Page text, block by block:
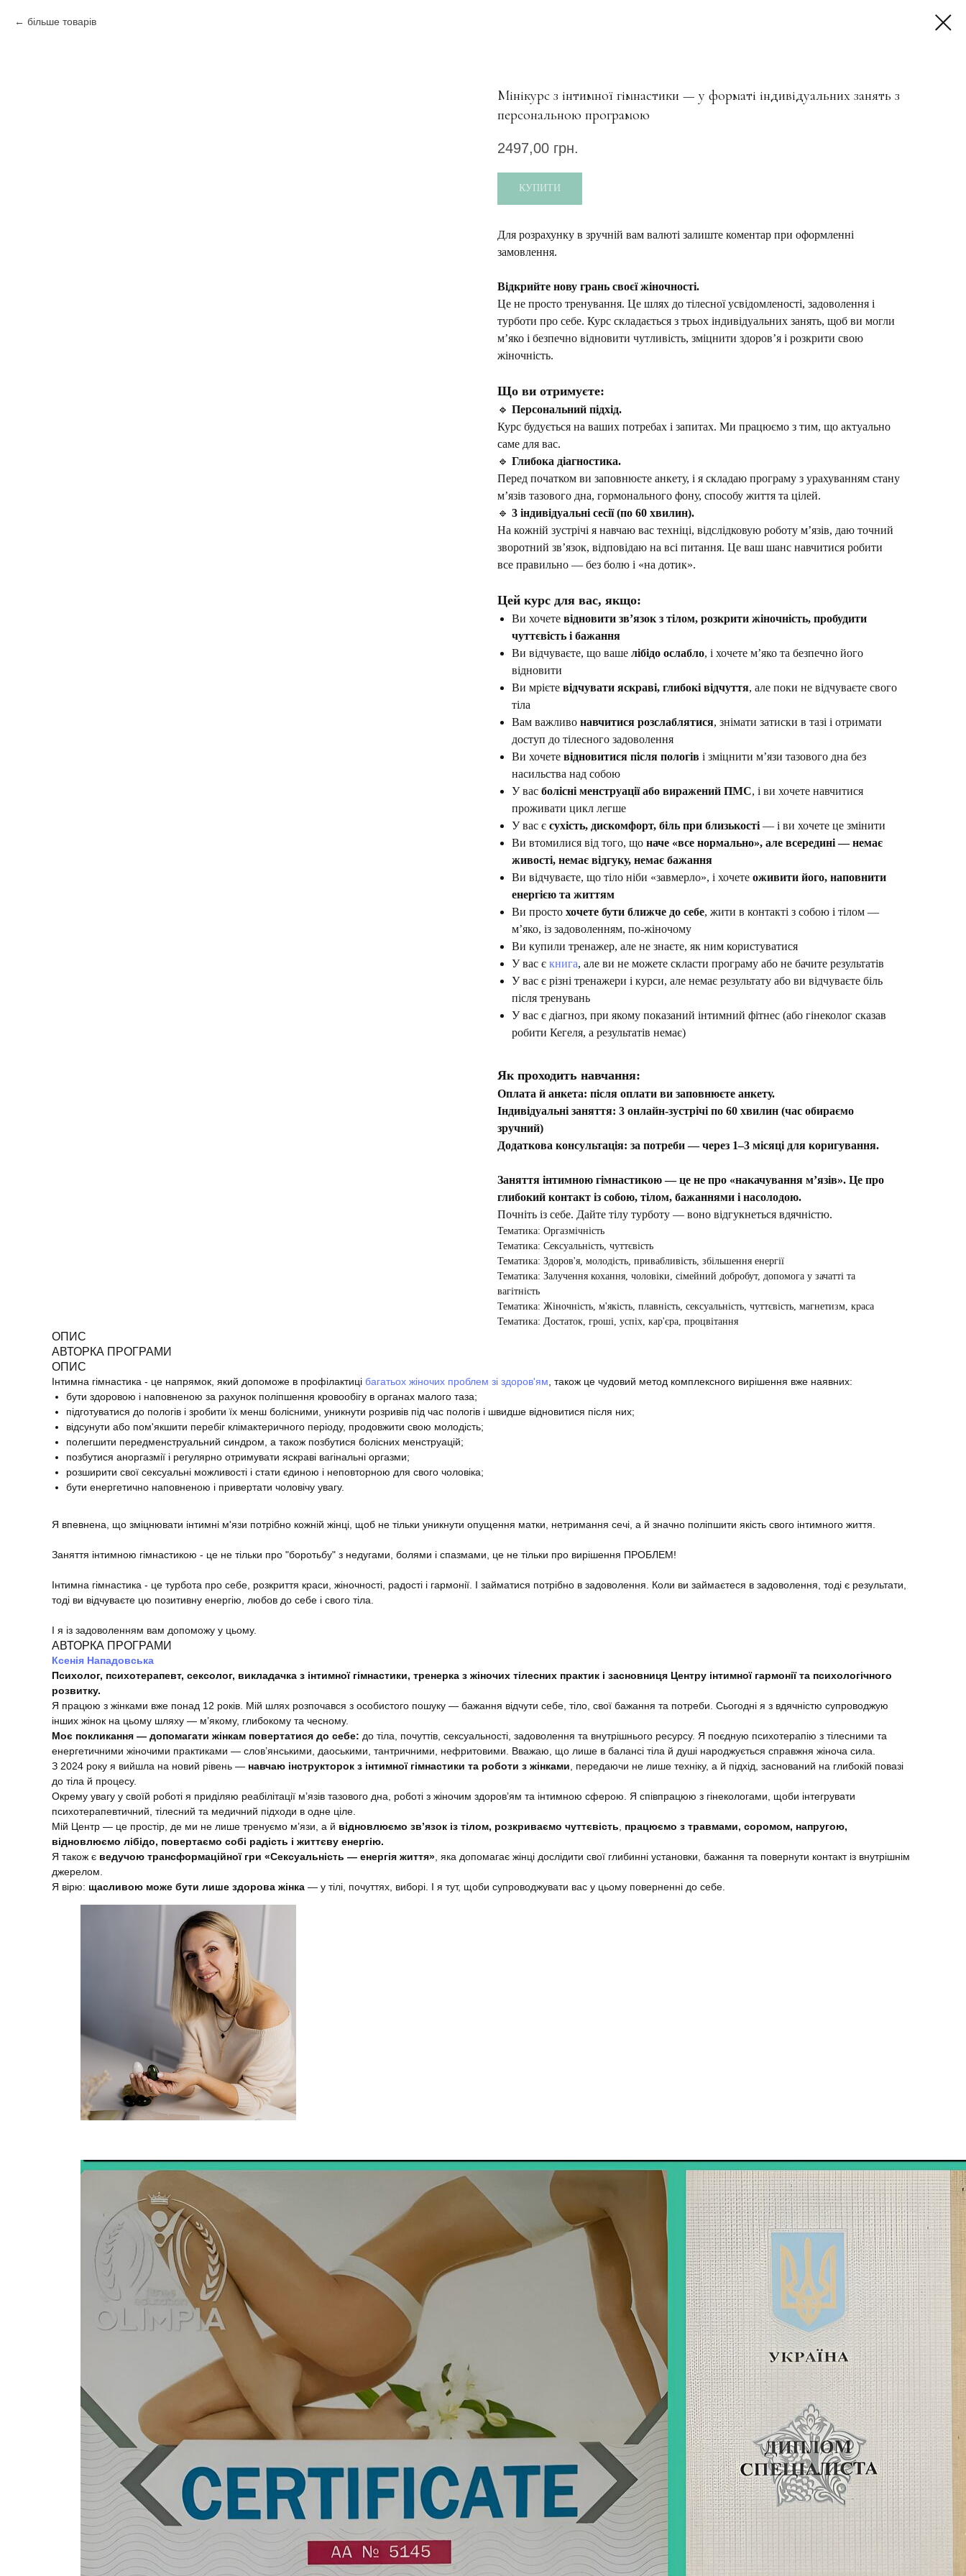
більше товарів
Мінікурс з інтимної гімнастики — у форматі індивідуальних занять з
персональною програмою
2497,00 грн.
КУПИТИ
Для розрахунку в зручній вам валюті залиште коментар при оформленні
замовлення.
Відкрийте нову грань своєї жіночності.
Це не просто тренування. Це шлях до тілесної усвідомленості, задоволення і
турботи про себе. Курс складається з трьох індивідуальних занять, щоб ви могли
м’яко і безпечно відновити чутливість, зміцнити здоров’я і розкрити свою
жіночність.
Що ви отримуєте:
🔹 Персональний підхід.
Курс будується на ваших потребах і запитах. Ми працюємо з тим, що актуально
саме для вас.
🔹 Глибока діагностика.
Перед початком ви заповнюєте анкету, і я складаю програму з урахуванням стану
м’язів тазового дна, гормонального фону, способу життя та цілей.
🔹 3 індивідуальні сесії (по 60 хвилин).
На кожній зустрічі я навчаю вас техніці, відслідковую роботу м’язів, даю точний
зворотний зв’язок, відповідаю на всі питання. Це ваш шанс навчитися робити
все правильно — без болю і «на дотик».
Цей курс для вас, якщо:
Ви хочете відновити зв’язок з тілом, розкрити жіночність, пробудити
чуттєвість і бажання
Ви відчуваєте, що ваше лібідо ослабло, і хочете м’яко та безпечно його
відновити
Ви мрієте відчувати яскраві, глибокі відчуття, але поки не відчуваєте свого
тіла
Вам важливо навчитися розслаблятися, знімати затиски в тазі і отримати
доступ до тілесного задоволення
Ви хочете відновитися після пологів і зміцнити м’язи тазового дна без
насильства над собою
У вас болісні менструації або виражений ПМС, і ви хочете навчитися
проживати цикл легше
У вас є сухість, дискомфорт, біль при близькості — і ви хочете це змінити
Ви втомилися від того, що наче «все нормально», але всередині — немає
живості, немає відгуку, немає бажання
Ви відчуваєте, що тіло ніби «завмерло», і хочете оживити його, наповнити
енергією та життям
Ви просто хочете бути ближче до себе, жити в контакті з собою і тілом —
м’яко, із задоволенням, по-жіночому
Ви купили тренажер, але не знаєте, як ним користуватися
У вас є книга, але ви не можете скласти програму або не бачите результатів
У вас є різні тренажери і курси, але немає результату або ви відчуваєте біль
після тренувань
У вас є діагноз, при якому показаний інтимний фітнес (або гінеколог сказав
робити Кегеля, а результатів немає)
Як проходить навчання:
Оплата й анкета: після оплати ви заповнюєте анкету.
Індивідуальні заняття: 3 онлайн-зустрічі по 60 хвилин (час обираємо
зручний)
Додаткова консультація: за потреби — через 1–3 місяці для коригування.
Заняття інтимною гімнастикою — це не про «накачування м’язів». Це про
глибокий контакт із собою, тілом, бажаннями і насолодою.
Почніть із себе. Дайте тілу турботу — воно відгукнеться вдячністю.
Тематика: Оргазмічність
Тематика: Сексуальність, чуттєвість
Тематика: Здоров'я, молодість, привабливість, збільшення енергії
Тематика: Залучення кохання, чоловіки, сімейний добробут, допомога у зачатті та
вагітність
Тематика: Жіночність, м'якість, плавність, сексуальність, чуттєвість, магнетизм, краса
Тематика: Достаток, гроші, успіх, кар'єра, процвітання
ОПИС
АВТОРКА ПРОГРАМИ
ОПИС
Інтимна гімнастика - це напрямок, який допоможе в профілактиці багатьох жіночих проблем зі здоров'ям, також це чудовий метод комплексного вирішення вже наявних:
бути здоровою і наповненою за рахунок поліпшення кровообігу в органах малого таза;
підготуватися до пологів і зробити їх менш болісними, уникнути розривів під час пологів і швидше відновитися після них;
відсунути або пом'якшити перебіг клімактеричного періоду, продовжити свою молодість;
полегшити передменструальний синдром, а також позбутися болісних менструацій;
позбутися аноргазмії і регулярно отримувати яскраві вагінальні оргазми;
розширити свої сексуальні можливості і стати єдиною і неповторною для свого чоловіка;
бути енергетично наповненою і привертати чоловічу увагу.
Я впевнена, що зміцнювати інтимні м'язи потрібно кожній жінці, щоб не тільки уникнути опущення матки, нетримання сечі, а й значно поліпшити якість свого інтимного життя.
Заняття інтимною гімнастикою - це не тільки про "боротьбу" з недугами, болями і спазмами, це не тільки про вирішення ПРОБЛЕМ!
Інтимна гімнастика - це турбота про себе, розкриття краси, жіночності, радості і гармонії. І займатися потрібно в задоволення. Коли ви займаєтеся в задоволення, тоді є результати,
тоді ви відчуваєте цю позитивну енергію, любов до себе і свого тіла.
І я із задоволенням вам допоможу у цьому.
АВТОРКА ПРОГРАМИ
Ксенія Нападовська
Психолог, психотерапевт, сексолог, викладачка з інтимної гімнастики, тренерка з жіночих тілесних практик і засновниця Центру інтимної гармонії та психологічного
розвитку.
Я працюю з жінками вже понад 12 років. Мій шлях розпочався з особистого пошуку — бажання відчути себе, тіло, свої бажання та потреби. Сьогодні я з вдячністю супроводжую
інших жінок на цьому шляху — м’якому, глибокому та чесному.
Моє покликання — допомагати жінкам повертатися до себе: до тіла, почуттів, сексуальності, задоволення та внутрішнього ресурсу. Я поєдную психотерапію з тілесними та
енергетичними жіночими практиками — слов’янськими, даоськими, тантричними, нефритовими. Вважаю, що лише в балансі тіла й душі народжується справжня жіноча сила.
З 2024 року я вийшла на новий рівень — навчаю інструкторок з інтимної гімнастики та роботи з жінками, передаючи не лише техніку, а й підхід, заснований на глибокій повазі
до тіла й процесу.
Окрему увагу у своїй роботі я приділяю реабілітації м’язів тазового дна, роботі з жіночим здоров’ям та інтимною сферою. Я співпрацюю з гінекологами, щоби інтегрувати
психотерапевтичний, тілесний та медичний підходи в одне ціле.
Мій Центр — це простір, де ми не лише тренуємо м’язи, а й відновлюємо зв’язок із тілом, розкриваємо чуттєвість, працюємо з травмами, соромом, напругою,
відновлюємо лібідо, повертаємо собі радість і життєву енергію.
Я також є ведучою трансформаційної гри «Сексуальність — енергія життя», яка допомагає жінці дослідити свої глибинні установки, бажання та повернути контакт із внутрішнім
джерелом.
Я вірю: щасливою може бути лише здорова жінка — у тілі, почуттях, виборі. І я тут, щоби супроводжувати вас у цьому поверненні до себе.